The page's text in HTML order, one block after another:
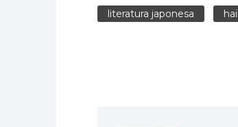
literatura japonesa